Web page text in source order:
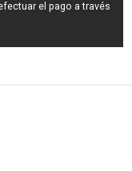
el pago a través